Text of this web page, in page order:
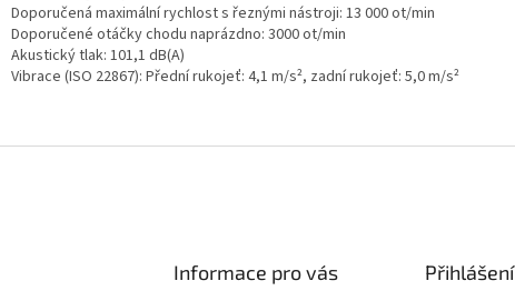
Doporučená maximální rychlost s řeznými nástroji: 13 000 ot/min
Doporučené otáčky chodu naprázdno: 3000 ot/min
Akustický tlak: 101,1 dB(A)
Vibrace (ISO 22867): Přední rukojeť: 4,1 m/s², zadní rukojeť: 5,0 m/s²
Informace pro vás Přihlášení